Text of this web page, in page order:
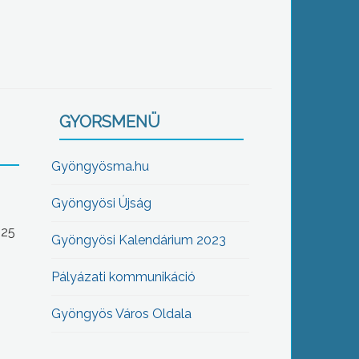
GYORSMENÜ
Gyöngyösma.hu
Gyöngyösi Újság
Gyöngyösi Kalendárium 2023
Pályázati kommunikáció
Gyöngyös Város Oldala